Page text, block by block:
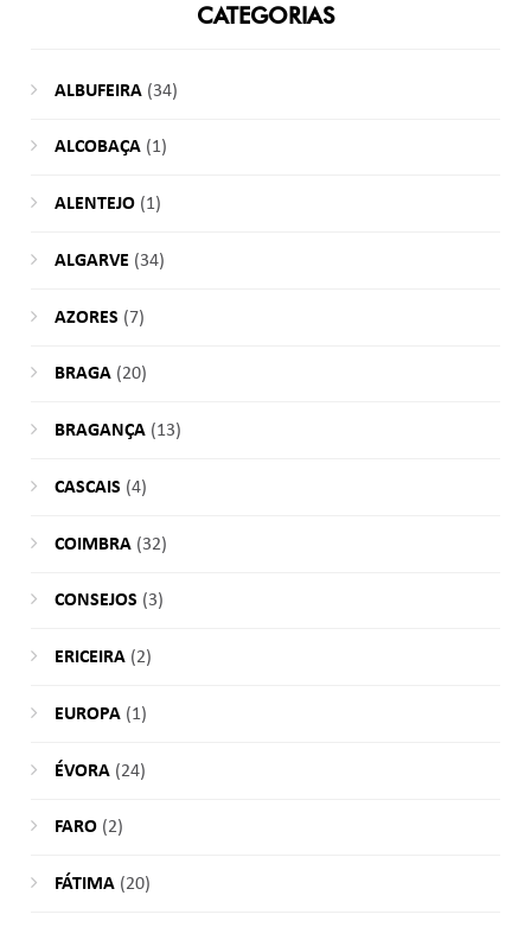
CATEGORIAS
ALBUFEIRA(34)
ALCOBAÇA(1)
ALENTEJO(1)
ALGARVE (34)
AZORES (7)
BRAGA(20)
BRAGANÇA(13)
CASCAIS (4)
COIMBRA(32)
CONSEJOS (3)
ERICEIRA(2)
EUROPA(1)
ÉVORA(24)
FARO(2)
FÁTIMA(20)